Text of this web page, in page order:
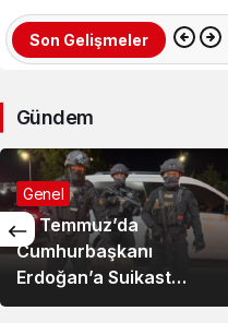
Son Gelişmeler
Gündem
Genel
Temmuz’da
Suikast
Bulunan